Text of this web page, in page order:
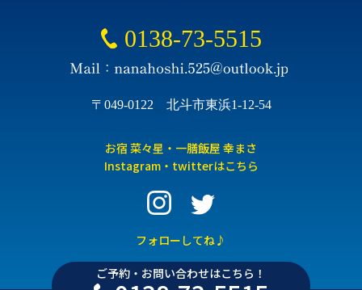
ご予約・お問い合わせはこちら！
0138-73-5515
〒049-0122 北斗市東浜1-12-54
お宿 菜々星・一膳飯屋 幸まさ
Instagram・twitterはこちら
フォローしてね♪